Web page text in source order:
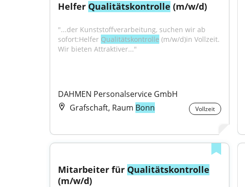
Helfer Qualitätskontrolle (m/w/d)
"...der Kunststoffverarbeitung, suchen wir ab
sofort:Helfer Qualitätskontrolle (m/w/d)in Vollzeit.
Wir bieten Attraktiver..."
DAHMEN Personalservice GmbH
Grafschaft, Raum Bonn Vollzeit
Mitarbeiter für Qualitätskontrolle
(m/w/d)